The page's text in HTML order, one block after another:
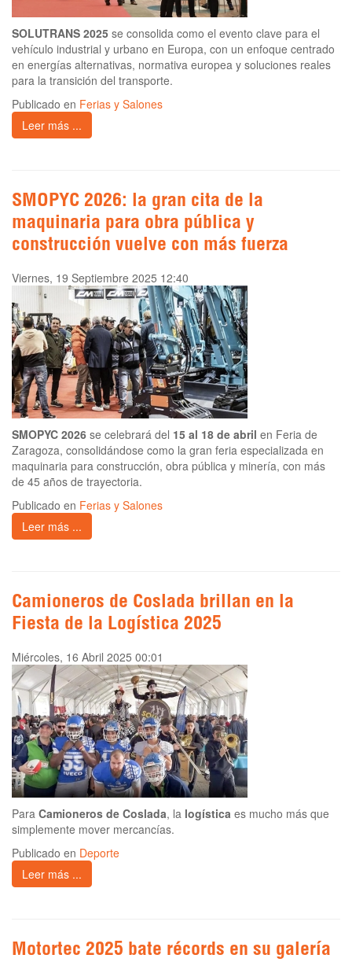
SOLUTRANS 2025 se consolida como el evento clave para el
vehículo industrial y urbano en Europa, con un enfoque centrado
en energías alternativas, normativa europea y soluciones reales
para la transición del transporte.
Publicado en Ferias y Salones
Leer más ...
SMOPYC 2026: la gran cita de la
maquinaria para obra pública y
construcción vuelve con más fuerza
Viernes, 19 Septiembre 2025 12:40
SMOPYC 2026 se celebrará del 15 al 18 de abril en Feria de
Zaragoza, consolidándose como la gran feria especializada en
maquinaria para construcción, obra pública y minería, con más
de 45 años de trayectoria.
Publicado en Ferias y Salones
Leer más ...
Camioneros de Coslada brillan en la
Fiesta de la Logística 2025
Miércoles, 16 Abril 2025 00:01
Para Camioneros de Coslada, la logística es mucho más que
simplemente mover mercancías.
Publicado en Deporte
Leer más ...
Motortec 2025 bate récords en su galería